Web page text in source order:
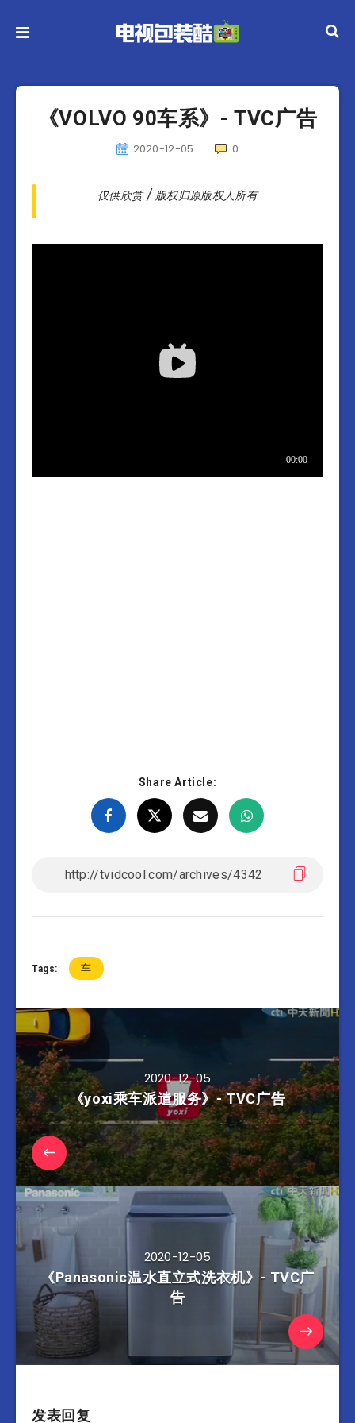
《VOLVO 90车系》- TVC广告
2020-12-05 0
仅供欣赏 / 版权归原版权人所有
Share Article:
Tags: 车
2020-12-05
《yoxi乘车派遣服务》- TVC广告
2020-12-05
《Panasonic温水直立式洗衣机》- TVC广
告
发表回复